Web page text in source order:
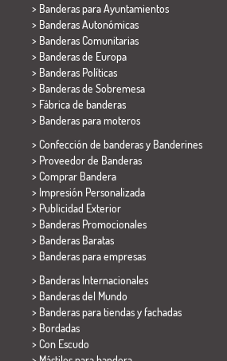
> Banderas para Ayuntamientos
> Banderas Autonómicas
> Banderas Comunitarias
> Banderas de Europa
> Banderas Políticas
> Banderas de Sobremesa
> Fábrica de banderas
> Banderas para moteros
> Confección de banderas y Banderines
> Proveedor de Banderas
> Comprar Bandera
> Impresión Personalizada
> Publicidad Exterior
> Banderas Promocionales
> Banderas Baratas
> Banderas para empresas
> Banderas Internacionales
> Banderas del Mundo
> Banderas para tiendas y fachadas
> Bordadas
> Con Escudo